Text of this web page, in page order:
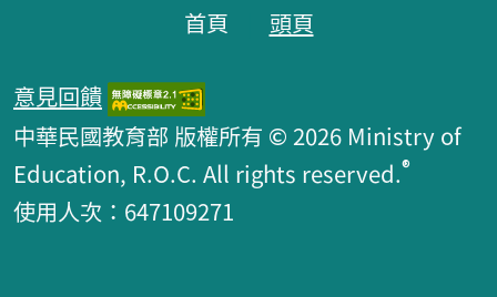
首頁 頭頁
意見回饋
中華民國教育部 版權所有 © 2026 Ministry of
Education, R.O.C. All rights reserved.®
使用人次：647109271